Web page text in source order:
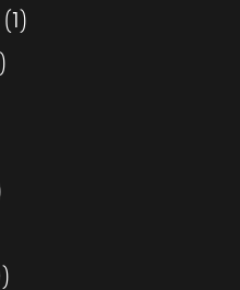
productos
11
10
10